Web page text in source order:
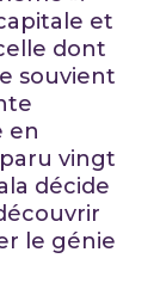
et
dont
souvient
en
vingt
décide
le génie